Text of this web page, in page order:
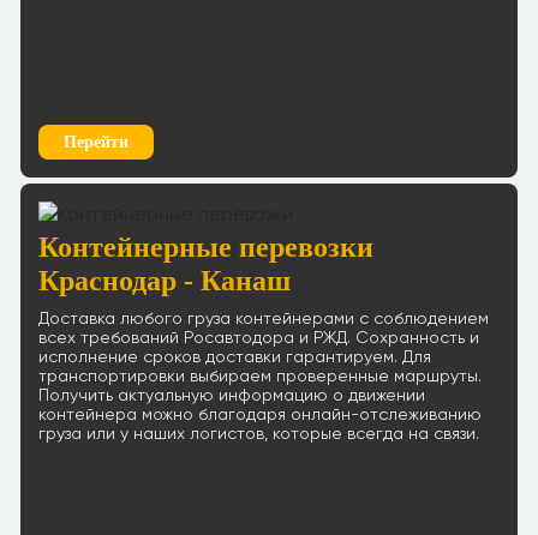
Перейти
Контейнерные перевозки
Краснодар - Канаш
Доставка любого груза контейнерами с соблюдением
всех требований Росавтодора и РЖД. Сохранность и
исполнение сроков доставки гарантируем. Для
транспортировки выбираем проверенные маршруты.
Получить актуальную информацию о движении
контейнера можно благодаря онлайн-отслеживанию
груза или у наших логистов, которые всегда на связи.